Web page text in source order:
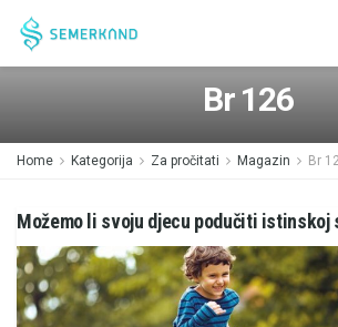
Br 126
Home Kategorija Za pročitati Magazin Br
Možemo li svoju djecu podučiti istinskoj